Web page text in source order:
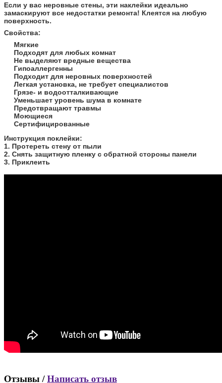
Если у вас неровные стены, эти наклейки идеально
замаскируют все недостатки ремонта! Клеятся на любую
поверхность.
Свойства:
Мягкие
Подходят для любых комнат
Не выделяют вредные вещества
Гипоаллергенны
Подходит для неровных поверхностей
Легкая установка, не требует специалистов
Грязе- и водоотталкивающие
Уменьшает уровень шума в комнате
Предотвращают травмы
Моющиеся
Сертифицированные
​Инструкция поклейки:
1. Протереть стену от пыли
2. Снять защитную пленку с обратной стороны панели
3. Приклеить
Отзывы /Написать отзыв